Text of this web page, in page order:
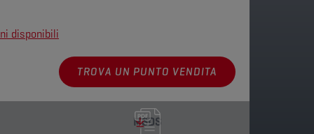
disponibili
TROVA UN PUNTO VENDITA
MSDS